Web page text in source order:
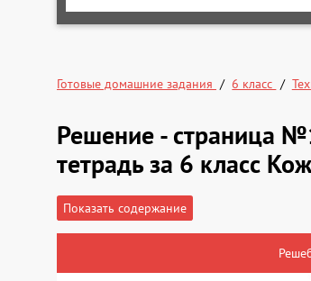
Готовые домашние задания 6 класс
Решение - страница
тетрадь за 6 класс
Показать содержание